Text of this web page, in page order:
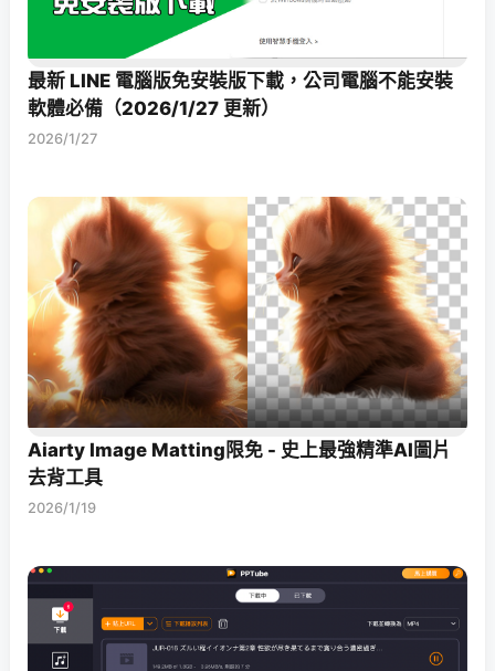
最新 LINE 電腦版免安裝版下載，公司電腦不能安裝
軟體必備（2026/1/27 更新）
2026/1/27
Aiarty Image Matting限免 - 史上最強精準AI圖片
去背工具
2026/1/19